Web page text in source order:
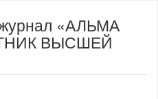
«АЛЬМА
ВЫСШЕЙ